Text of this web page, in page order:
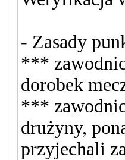
- Zasady
***
dorobek
***
drużyny,
przyjechali